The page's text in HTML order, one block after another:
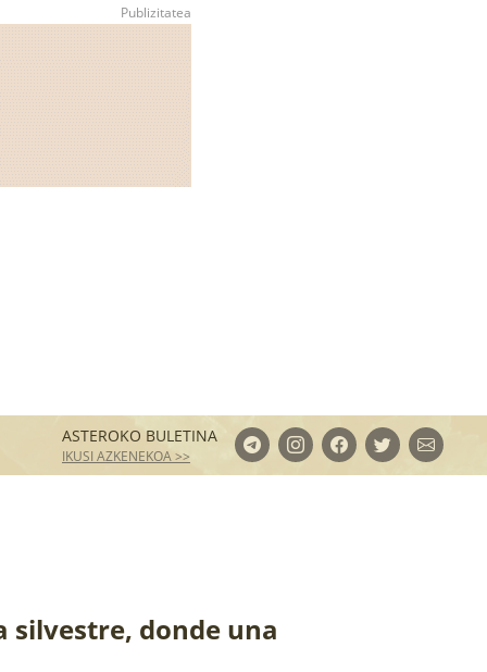
ASTEROKO BULETINA
IKUSI AZKENEKOA >>
silvestre, donde una